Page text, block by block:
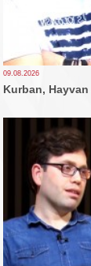
09.08.2026
Kurban,